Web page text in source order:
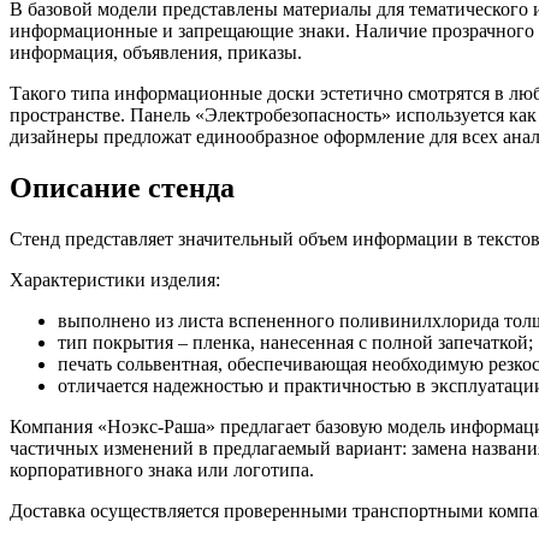
В базовой модели представлены материалы для
информационные и запрещающие знаки. Наличие прозрачного
информация, объявления, приказы.
Такого типа информационные доски эстетично смотрятся в
пространстве. Панель «Электробезопасность» используется
дизайнеры предложат единообразное оформление для всех
Описание стенда
Стенд представляет значительный объем информации в
Характеристики изделия:
выполнено из листа вспененного поливинилхлорида
тип покрытия – пленка, нанесенная с полной запечаткой;
печать сольвентная, обеспечивающая необходимую
отличается надежностью и практичностью в
Компания «Ноэкс-Раша» предлагает базовую модель
частичных изменений в предлагаемый вариант: замена
корпоративного знака или логотипа.
Доставка осуществляется проверенными транспортными